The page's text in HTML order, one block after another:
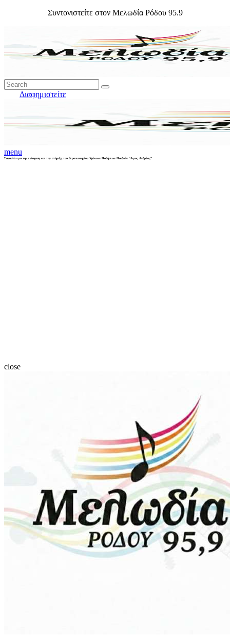
Συντονιστείτε στον Μελωδία Ρόδου 95.9
Διαφημιστείτε
menu
Συναυλία για την ενίσχυση και την στήριξη του θεραπευτηρίου Χρόνιων Παθήσεων Παιδιών “Αγιος Ανδρέας”
close